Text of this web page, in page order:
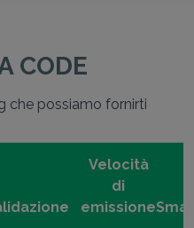
CODE
che possiamo fornirti
Velocità
di
emissione